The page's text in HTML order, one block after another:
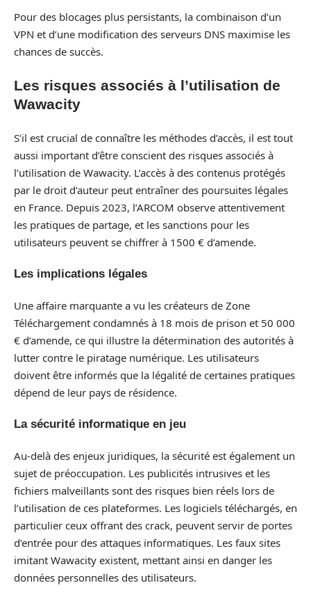
Pour des blocages plus persistants, la combinaison d’un
VPN et d’une modification des serveurs DNS maximise les
chances de succès.
Les risques associés à l’utilisation de
Wawacity
S’il est crucial de connaître les méthodes d’accès, il est tout
aussi important d’être conscient des risques associés à
l’utilisation de Wawacity. L’accès à des contenus protégés
par le droit d’auteur peut entraîner des poursuites légales
en France. Depuis 2023, l’ARCOM observe attentivement
les pratiques de partage, et les sanctions pour les
utilisateurs peuvent se chiffrer à 1500 € d’amende.
Les implications légales
Une affaire marquante a vu les créateurs de Zone
Téléchargement condamnés à 18 mois de prison et 50 000
€ d’amende, ce qui illustre la détermination des autorités à
lutter contre le piratage numérique. Les utilisateurs
doivent être informés que la légalité de certaines pratiques
dépend de leur pays de résidence.
La sécurité informatique en jeu
Au-delà des enjeux juridiques, la sécurité est également un
sujet de préoccupation. Les publicités intrusives et les
fichiers malveillants sont des risques bien réels lors de
l’utilisation de ces plateformes. Les logiciels téléchargés, en
particulier ceux offrant des crack, peuvent servir de portes
d’entrée pour des attaques informatiques. Les faux sites
imitant Wawacity existent, mettant ainsi en danger les
données personnelles des utilisateurs.